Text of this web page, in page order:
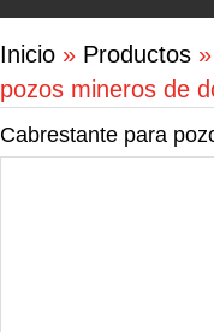
Inicio » Productos
pozos mineros de
Cabrestante para